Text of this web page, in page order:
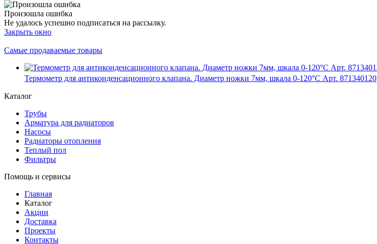
Произошла ошибка
Не удалось успешно подписаться на рассылку.
Закрыть окно
Самые продаваемые товары
Термометр для антиконденсационного клапана. Диаметр ножки 7мм, шкала 0-120°C Арт. 871340120
Каталог
Трубы
Арматура для радиаторов
Насосы
Радиаторы отопления
Теплый пол
Фильтры
Помощь и сервисы
Главная
Каталог
Акции
Доставка
Проекты
Контакты